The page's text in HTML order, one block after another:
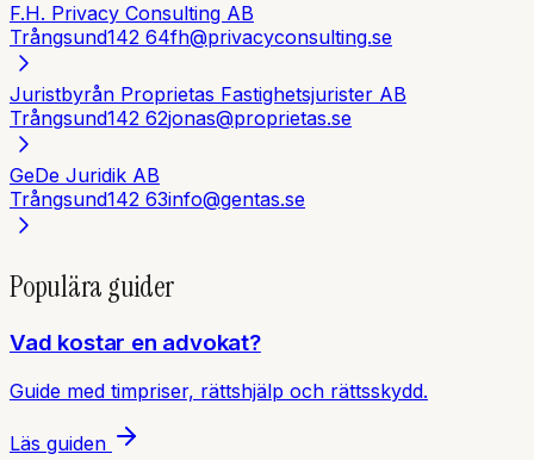
F.H. Privacy Consulting AB
Trångsund142 64fh@privacyconsulting.se
Juristbyrån Proprietas Fastighetsjurister AB
Trångsund142 62jonas@proprietas.se
GeDe Juridik AB
Trångsund142 63info@gentas.se
Populära guider
Vad kostar en advokat?
Guide med timpriser, rättshjälp och rättsskydd.
Läs guiden